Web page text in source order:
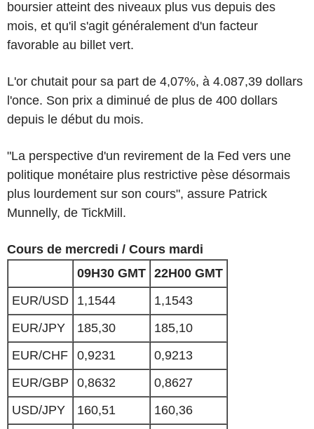
boursier atteint des niveaux plus vus depuis des
mois, et qu'il s'agit généralement d'un facteur
favorable au billet vert.
L'or chutait pour sa part de 4,07%, à 4.087,39 dollars
l'once. Son prix a diminué de plus de 400 dollars
depuis le début du mois.
"La perspective d'un revirement de la Fed vers une
politique monétaire plus restrictive pèse désormais
plus lourdement sur son cours", assure Patrick
Munnelly, de TickMill.
Cours de mercredi / Cours mardi
09H30 GMT 22H00 GMT
EUR/USD
1,1544
1,1543
EUR/JPY
185,30
185,10
EUR/CHF
0,9231
0,9213
EUR/GBP
0,8632
0,8627
USD/JPY
160,51
160,36